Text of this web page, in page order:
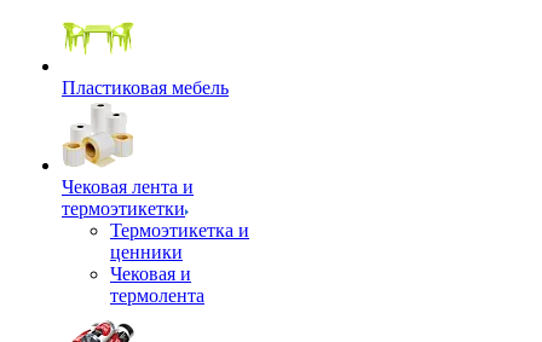
Пластиковая мебель
Чековая лента и
термоэтикетки
Термоэтикетка и
ценники
Чековая и
термолента